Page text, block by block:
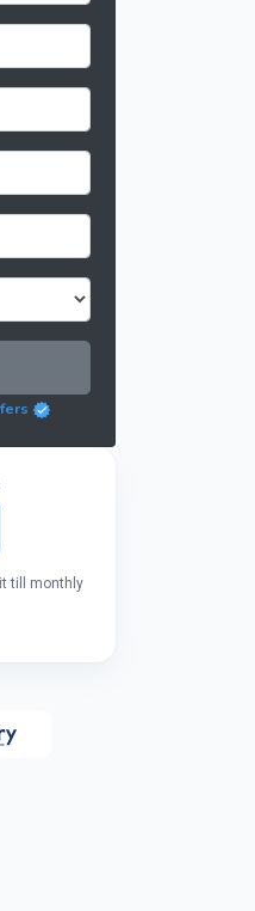
till monthly